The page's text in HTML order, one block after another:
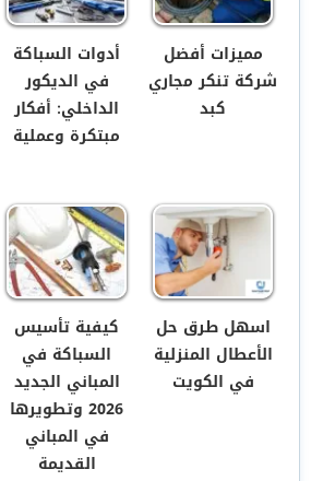
مميزات أفضل
شركة تنكر مجاري
كبد
أدوات السباكة
في الديكور
الداخلي: أفكار
مبتكرة وعملية
اسهل طرق حل
الأعطال المنزلية
في الكويت
كيفية تأسيس
السباكة في
المباني الجديد
2026 وتطويرها
في المباني
القديمة